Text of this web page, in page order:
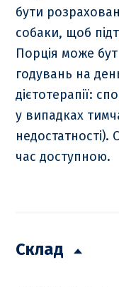
бути
собаки, щоб
Порція може
годувань на
дієтотерапії:
у випадках
час доступною.
Склад